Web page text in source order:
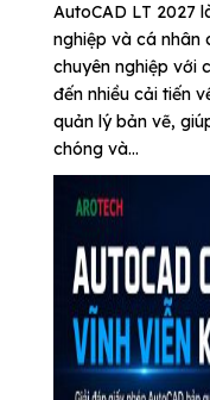
AutoCAD LT 2027
nghiệp và cá nhân
chuyên nghiệp với
đến nhiều cải tiến
quản lý bản vẽ,
chóng và...